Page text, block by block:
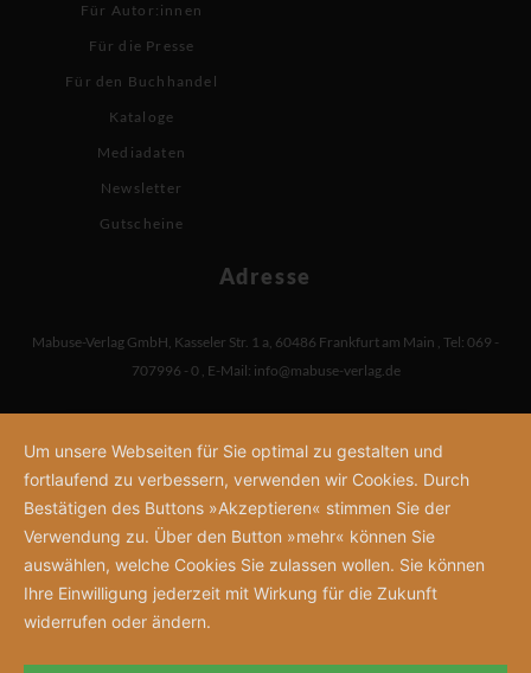
Für Autor:innen
Für die Presse
Für den Buchhandel
Kataloge
Mediadaten
Newsletter
Gutscheine
Adresse
Mabuse-Verlag GmbH, Kasseler Str. 1 a, 60486 Frankfurt am Main , Tel: 069 -
707996 - 0 , E-Mail: info@mabuse-verlag.de
Um unsere Webseiten für Sie optimal zu gestalten und
fortlaufend zu verbessern, verwenden wir Cookies. Durch
Bestätigen des Buttons »Akzeptieren« stimmen Sie der
Verwendung zu. Über den Button »mehr« können Sie
auswählen, welche Cookies Sie zulassen wollen. Sie können
Ihre Einwilligung jederzeit mit Wirkung für die Zukunft
widerrufen oder ändern.